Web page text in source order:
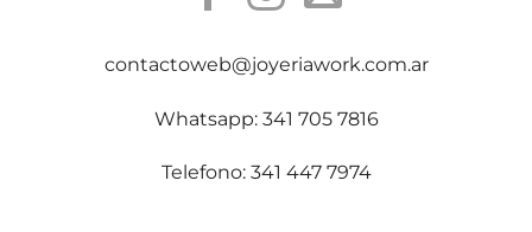
contactoweb@joyeriawork.com.ar
Whatsapp: 341 705 7816
Telefono: 341 447 7974